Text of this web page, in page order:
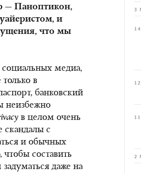
— Паноптикон,
и
что мы
медиа,
в
банковский
неизбежно
в целом очень
скандалы с
и обычных
составить
даже на
3
2